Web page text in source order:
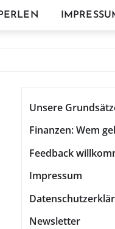
Unsere
Finanzen: Wem
Feedback
Impressum
Newsletter